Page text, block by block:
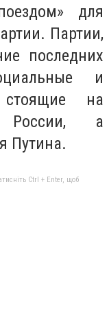
для
Партии,
последних
и
стоящие на
а
Путина.
Ctrl + Enter, щоб